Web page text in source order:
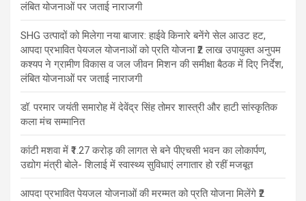
लंबित योजनाओं पर जताई नाराजगी
SHG उत्पादों को मिलेगा नया बाजार: हाईवे किनारे बनेंगे सेल आउट हट,
आपदा प्रभावित पेयजल योजनाओं को प्रति योजना ₹2 लाख उपायुक्त अनुपम
कश्यप ने ग्रामीण विकास व जल जीवन मिशन की समीक्षा बैठक में दिए निर्देश,
लंबित योजनाओं पर जताई नाराजगी
डॉ. परमार जयंती समारोह में देवेंद्र सिंह तोमर शास्त्री और हाटी सांस्कृतिक
कला मंच सम्मानित
कांटी मशवा में ₹1.27 करोड़ की लागत से बने पीएचसी भवन का लोकार्पण,
उद्योग मंत्री बोले- शिलाई में स्वास्थ्य सुविधाएं लगातार हो रहीं मजबूत
आपदा प्रभावित पेयजल योजनाओं की मरम्मत को प्रति योजना मिलेंगे ₹2